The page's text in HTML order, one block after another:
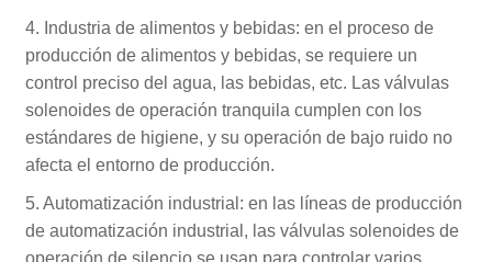
4. Industria de alimentos y bebidas: en el proceso de
producción de alimentos y bebidas, se requiere un
control preciso del agua, las bebidas, etc. Las válvulas
solenoides de operación tranquila cumplen con los
estándares de higiene, y su operación de bajo ruido no
afecta el entorno de producción.
5. Automatización industrial: en las líneas de producción
de automatización industrial, las válvulas solenoides de
operación de silencio se usan para controlar varios